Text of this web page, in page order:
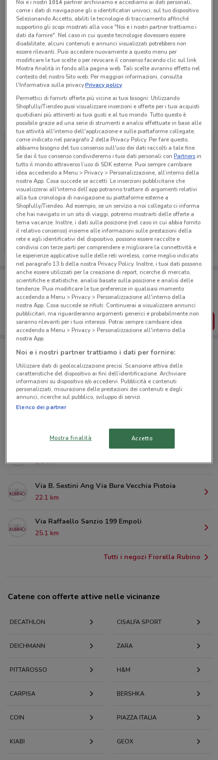
Chiama il negozio
Lunedì n.d.
Martedì n.d.
Mercoledì n.d.
Giovedì n.d.
Venerdì n.d.
Sabato n.d.
Domenica n.d.
0558824457
Centro Commerciale C.C. Il Parco
Tutte le promozioni di questo negozio
Fiorella Rubino
Scade il 20/08 413 m
Porta DoveConviene sempre con te!
Puoi trovare le migliori offerte dei negozi vicino a te,
salvarle e creare la tua lista del risparmio, comodamente
dal tuo cellulare.
SCARICA L’APP
© MapTiler© OpenStreetMap contributors
Via S.Quirico 165 Campi Bisenzio
1.8 km
Via B. Sestini Ang Via Bure Vecchia Pistoia
22.1 km
Via Raffaello Sanzio 199 Empoli
25.1 km
Tutti i negozi Fiorella Rubino
Catene con offerte attive nelle vicinanze
DECATHLON CISALFA SPORT
DEICHMANN ZARA
PITTAROSSO H&M
CARPISA BERSHKA
COIN PIAZZA ITALIA
KIABI GEOX
Noi e i nostri 1014partner archiviamo e accediamo ai dati personali,
come i dati di navigazione gli o identificatori univoci, sul tuo dispositivo.
Selezionando Accetto, abiliti le tecnologie di tracciamento affinché
supportino gli scopi mostrati alla voce "Noi e i nostri partner trattiamo i
dati da fornire". Nel caso in cui queste tecnologie dovessero essere
disabilitate, alcuni contenuti e annunci visualizzati potrebbero non
essere rilevanti. Puoi accedere nuovamente a questo menu per
modificare le tue scelte o per revocare il consenso facendo clic sul link
Mostra finalità in fondo alla pagina web. Tali scelte avranno effetto nel
contesto del nostro Sito web. Per maggiori informazioni, consulta
l'Informativa sulla privacy.Privacy policy
Permettici di fornirti offerte più vicine ai tuoi bisogni: Utilizzando
Shopfully/Tiendeo puoi visualizzare inserzioni e offerte per i tuoi acquisti
quotidiani più attinenti ai tuoi gusti e al tuo mondo. Tutto questo è
possibile grazie ad una serie di strumenti e analisi effettuate in base alle
tue attività all'interno dell'applicazione e sulle piattaforme collegate,
come indicato nel paragrafo 2 della Privacy Policy. Per fare questo,
abbiamo bisogno del tuo consenso sull'uso dei dati raccolti a tale fine.
Se dai il tuo consenso condivideremo i tuoi dati personali conPartnersin
tutto il mondo attraverso l’uso di SDK esterne. Puoi sempre cambiare
idea accedendo a Menu > Privacy > Personalizzazione, all’interno della
nostra App. Cosa succede se accetti: Le inserzioni pubblicitarie che
visualizzerai all'interno dell’app potranno trattare di argomenti relativi
alla tua cronologia di navigazione su piattaforme esterne a
Shopfully/Tiendeo. Ad esempio, se un servizio a noi collegato ci informa
che hai navigato in un sito di viaggi, potremo mostrarti delle offerte a
tema vacanze. Inoltre, i dati sulla posizione (nel caso in cui abbia fornito
il relativo consenso) insieme alle informazioni sulle prestazioni della
rete e agli identificativi del dispositivo, possono essere raccolte e
condivisi con terze parti per comprendere e migliorare la connettività e
le esperienze applicative sulle delle reti wireless, come meglio indicato
nel paragrafo 13.b della nostra Privacy Policy. Inoltre, i tuoi dati possono
anche essere utilizzati per la creazione di report, ricerche di mercato,
scientifiche e statistiche, analisi basate sulla posizione e analisi delle
tendenze. Puoi modificare le tue preferenze in qualsiasi momento
accedendo a Menu > Privacy > Personalizzazione all'interno della
nostra App. Cosa succede se rifiuti: Continuerai a visualizzare annunci
pubblicitari, ma riguarderanno argomenti generici e probabilmente non
saranno rilevanti per i tuoi interessi. Potrai sempre cambiare idea
accedendo a Menu > Privacy > Personalizzazione all'interno della
nostra App.
Noi e i nostri partner trattiamo i dati per fornire:
Utilizzare dati di geolocalizzazione precisi. Scansione attiva delle
caratteristiche del dispositivo ai fini dell’identificazione. Archiviare
informazioni su dispositivo e/o accedervi. Pubblicità e contenuti
personalizzati, misurazione delle prestazioni dei contenuti e degli
annunci, ricerche sul pubblico, sviluppo di servizi.
Elenco dei partner
Mostra finalità Accetto